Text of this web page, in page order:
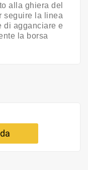
alla ghiera del
seguire la linea
di agganciare e
la borsa